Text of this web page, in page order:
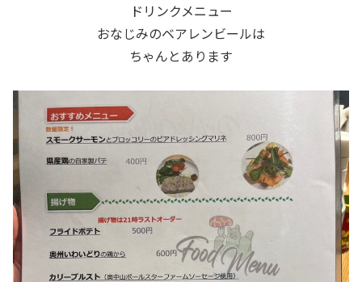
ドリンクメニュー
おなじみのベアレンビールは
ちゃんとあります